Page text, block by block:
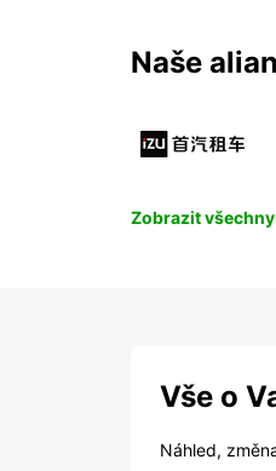
Naše
Zobrazit
Vše o
Náhled,